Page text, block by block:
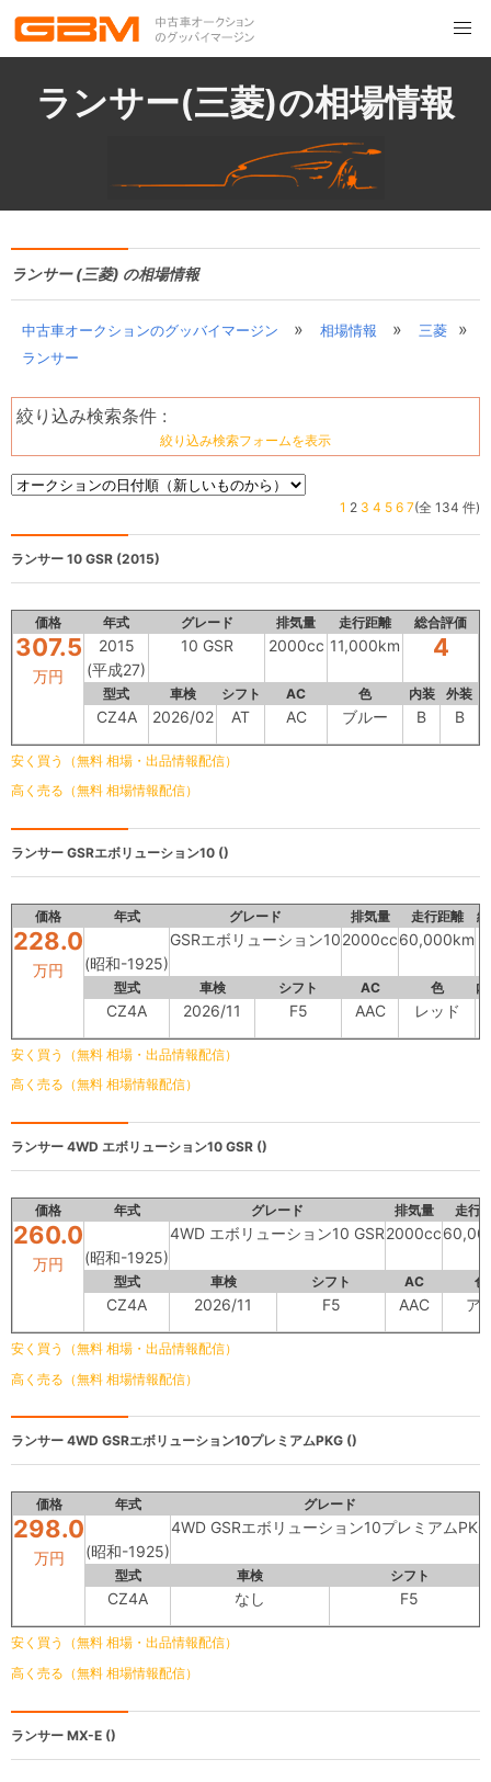
ランサー(三菱)の相場情報
ランサー (三菱) の相場情報
中古車オークションのグッバイマージン » 相場情報 » 三菱 »
ランサー
絞り込み検索条件 :
絞り込み検索フォームを表示
1 2 3 4 5 6 7(全 134 件)
ランサー 10 GSR (2015)
価格 年式 グレード 排気量 走行距離 総合評価
307.5
万円
2015
(平成27)
10 GSR 2000cc 11,000km 4
型式 車検 シフト AC 色 内装 外装
CZ4A 2026/02 AT AC ブルー B B
安く買う（無料 相場・出品情報配信）
高く売る（無料 相場情報配信）
ランサー GSRエボリューション10 ()
価格 年式 グレード 排気量 走行距離
228.0
万円 (昭和-1925)
GSRエボリューション102000cc60,000km
型式 車検 シフト AC 色
CZ4A 2026/11 F5 AAC レッド
安く買う（無料 相場・出品情報配信）
高く売る（無料 相場情報配信）
ランサー 4WD エボリューション10 GSR ()
価格 年式 グレード 排気量 走行
260.0
万円 (昭和-1925)
4WD エボリューション10 GSR2000cc
型式 車検 シフト AC 色
CZ4A 2026/11 F5 AAC ア
安く買う（無料 相場・出品情報配信）
高く売る（無料 相場情報配信）
ランサー 4WD GSRエボリューション10プレミアムPKG ()
価格 年式 グレード
298.0
万円 (昭和-1925)
4WD GSRエボリューション10プレミアムPKG
型式 車検 シフト
CZ4A なし F5
安く買う（無料 相場・出品情報配信）
高く売る（無料 相場情報配信）
ランサー MX-E ()